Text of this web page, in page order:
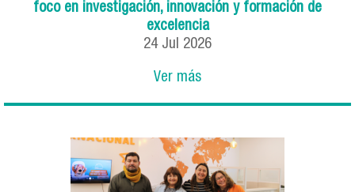
foco en investigación, innovación y formación de
excelencia
24 Jul 2026
Ver más